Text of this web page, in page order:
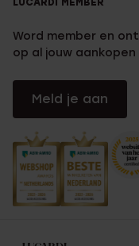
LUCARDI MEMBER
Word member en
op al jouw aankopen
Meld je aan